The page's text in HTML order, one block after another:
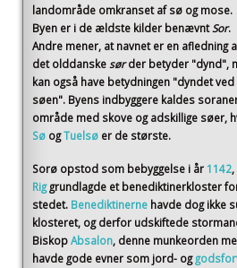
landområde omkranset af sø og mose.
Byen er i de ældste kilder benævnt Sor.
Andre mener, at navnet er en afledning
det olddanske sør der betyder "dynd",
kan også have betydningen "dyndet ved
søen". Byens indbyggere kaldes
område med skove og adskillige søer,
Sø ogTuelsø er de største.
Sorø opstod som bebyggelse i år 1142
Rig grundlagde et benediktinerkloster
stedet. Benediktinerne havde dog ikke
klosteret, og derfor udskiftede
BiskopAbsalon, denne munkeorden
havde gode evner som jord- og